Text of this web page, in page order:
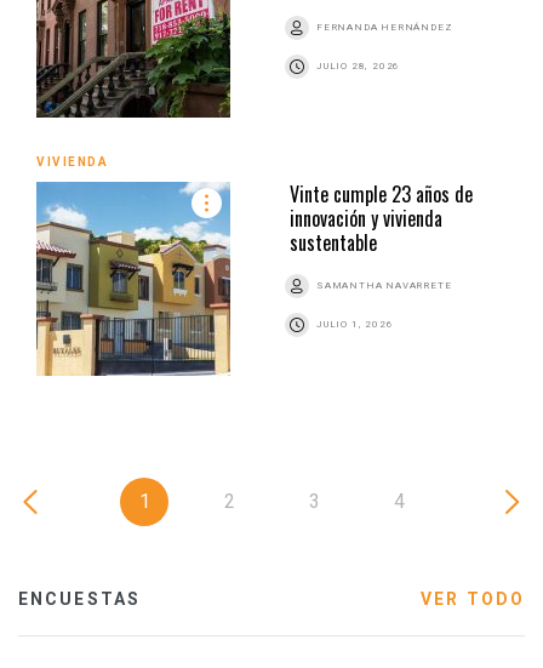
FERNANDA HERNÁNDEZ
JULIO 28, 2026
VIVIENDA
Vinte cumple 23 años de
innovación y vivienda
sustentable
SAMANTHA NAVARRETE
JULIO 1, 2026
1 2 3 4
ENCUESTAS VER TODO